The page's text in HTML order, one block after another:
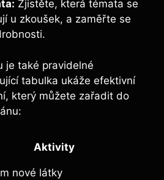
Zjistěte, která témata se
u zkoušek, a zaměřte se
je také pravidelné
tabulka ukáže efektivní
který můžete zařadit do
Aktivity
nové látky